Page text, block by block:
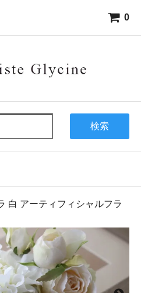
0
検索
白 アーティフィシャルフラ